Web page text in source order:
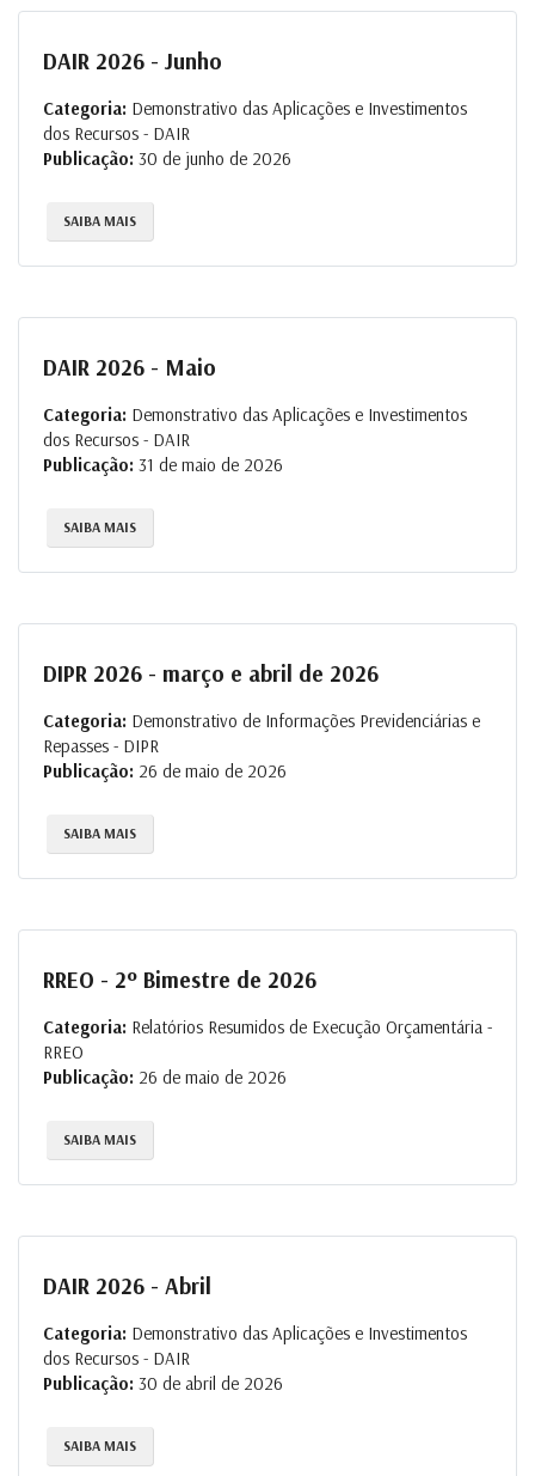
DAIR 2026 - Junho
Categoria: Demonstrativo das Aplicações e Investimentos
dos Recursos - DAIR
Publicação: 30 de junho de 2026
SAIBA MAIS
DAIR 2026 - Maio
Categoria: Demonstrativo das Aplicações e Investimentos
dos Recursos - DAIR
Publicação: 31 de maio de 2026
SAIBA MAIS
DIPR 2026 - março e abril de 2026
Categoria: Demonstrativo de Informações Previdenciárias e
Repasses - DIPR
Publicação: 26 de maio de 2026
SAIBA MAIS
RREO - 2º Bimestre de 2026
Categoria: Relatórios Resumidos de Execução Orçamentária -
RREO
Publicação: 26 de maio de 2026
SAIBA MAIS
DAIR 2026 - Abril
Categoria: Demonstrativo das Aplicações e Investimentos
dos Recursos - DAIR
Publicação: 30 de abril de 2026
SAIBA MAIS